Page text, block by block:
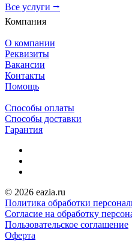
Все услуги ⭢
Компания
О компании
Реквизиты
Вакансии
Контакты
Помощь
Способы оплаты
Способы доставки
Гарантия
© 2026 eazia.ru
Политика обработки
Согласие на обработку
Пользовательское соглашение
Оферта